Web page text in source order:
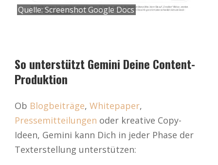
Quelle: Screenshot Google Docs
So unterstützt Gemini Deine Content-
Produktion
Ob Blogbeiträge, Whitepaper,
Pressemitteilungen oder kreative Copy-
Ideen, Gemini kann Dich in jeder Phase der
Texterstellung unterstützen: